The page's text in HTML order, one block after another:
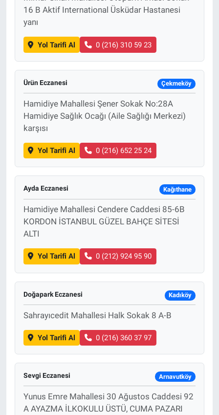
16 B Aktif International Üsküdar Hastanesi
yanı
Yol Tarifi Al 0 (216) 310 59 23
Ürün Eczanesi Çekmeköy
Hamidiye Mahallesi Şener Sokak No:28A
Hamidiye Sağlık Ocağı (Aile Sağlığı Merkezi)
karşısı
Yol Tarifi Al 0 (216) 652 25 24
Ayda Eczanesi Kağıthane
Hamidiye Mahallesi Cendere Caddesi 85-6B
KORDON İSTANBUL GÜZEL BAHÇE SİTESİ
ALTI
Yol Tarifi Al 0 (212) 924 95 90
Doğapark Eczanesi Kadıköy
Sahrayıcedit Mahallesi Halk Sokak 8 A-B
Yol Tarifi Al 0 (216) 360 37 97
Sevgi Eczanesi Arnavutköy
Yunus Emre Mahallesi 30 Ağustos Caddesi 92
A AYAZMA İLKOKULU ÜSTÜ, CUMA PAZARI